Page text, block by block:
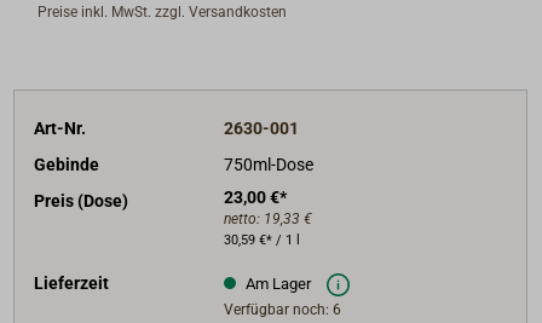
Bei der Verarbeitung Gummihandschuhe tragen.
schwarzen Verfärbungen führen kann.
Bereits in der vierten Generation stellt die BIOPIN
Vertriebs GmbH innovative Naturfarben mit den
technischen Möglichkeiten der Gegenwart her. Das
Unternehmen entwickelt und produziert gesunde
Produkte auf der Basis natürlicher Rohstoffe.
Preise inkl. MwSt. zzgl. Versandkosten
Art-Nr.
2630-001
Gebinde
750ml-Dose
Preis (Dose)
23,00 €*
netto: 19,33 €
30,59 €* / 1 l
Lieferzeit Am Lager
Verfügbar noch: 6